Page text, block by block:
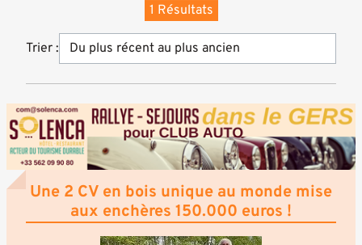
Trier :
1 Résultats
Une 2 CV en bois unique au monde mise
aux enchères 150.000 euros !